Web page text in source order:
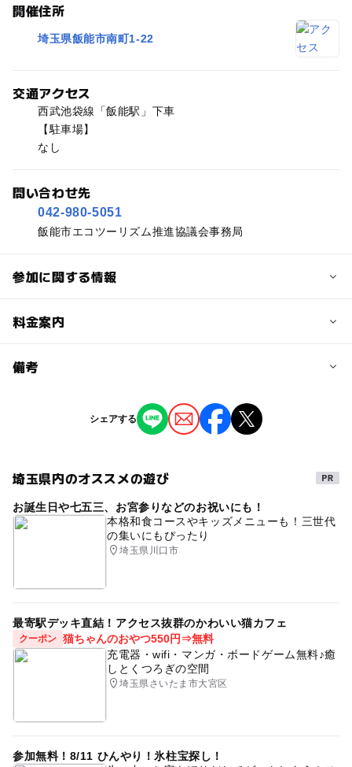
開催住所
埼玉県飯能市南町1-22
交通アクセス
西武池袋線「飯能駅」下車
【駐車場】
なし
問い合わせ先
042-980-5051
飯能市エコツーリズム推進協議会事務局
参加に関する情報
予約/応募
料金案内
料金について
備考
※掲載の情報は天候や主催者側の都合などにより変更にな
ることがあります。
シェアする
埼玉県内のオススメの遊び
お誕生日や七五三、お宮参りなどのお祝いにも！
本格和食コースやキッズメニューも！三世代
の集いにもぴったり
埼玉県川口市
最寄駅デッキ直結！アクセス抜群のかわいい猫カフェ
クーポン 猫ちゃんのおやつ550円⇒無料
充電器・wifi・マンガ・ボードゲーム無料♪癒
しとくつろぎの空間
埼玉県さいたま市大宮区
参加無料！8/11 ひんやり！氷柱宝探し！